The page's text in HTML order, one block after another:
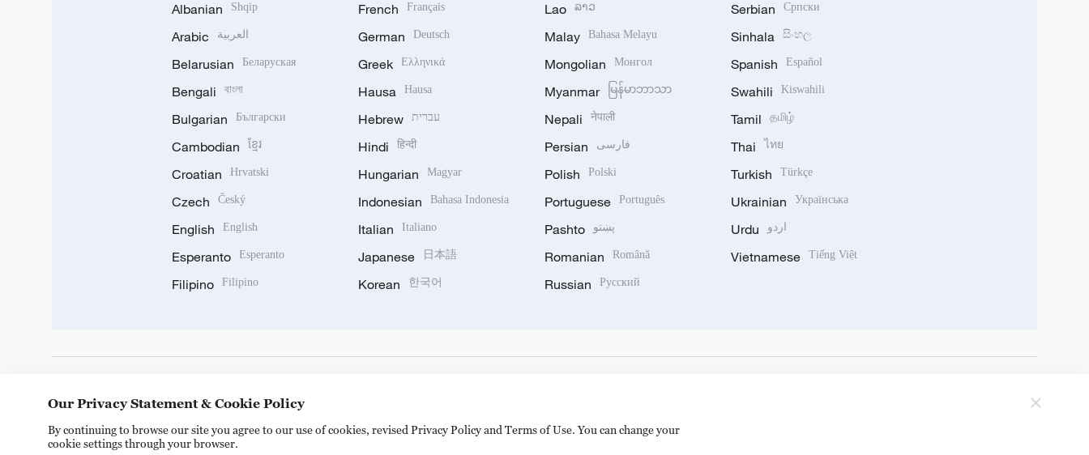
Albanian Shqip
Arabic العربية
Belarusian Беларуская
Bengali বাংলা
Bulgarian Български
Cambodian ខ្មែរ
Croatian Hrvatski
Czech Český
English English
Esperanto Esperanto
Filipino Filipino
French Français
German Deutsch
Greek Ελληνικά
Hausa Hausa
Hebrew עברית
Hindi हिन्दी
Hungarian Magyar
Indonesian Bahasa Indonesia
Italian Italiano
Japanese 日本語
Korean 한국어
Lao ລາວ
Malay Bahasa Melayu
Mongolian Монгол
Myanmar မြန်မာဘာသာ
Nepali नेपाली
Persian فارسی
Polish Polski
Portuguese Português
Pashto پښتو
Romanian Română
Russian Русский
Serbian Српски
Sinhala සිංහල
Spanish Español
Swahili Kiswahili
Tamil தமிழ்
Thai ไทย
Turkish Türkçe
Ukrainian Українська
Urdu اردو
Vietnamese Tiếng Việt
Our Privacy Statement & Cookie Policy
By continuing to browse our site you agree to our use of cookies, revised Privacy Policy and Terms of Use. You can change your
cookie settings through your browser.